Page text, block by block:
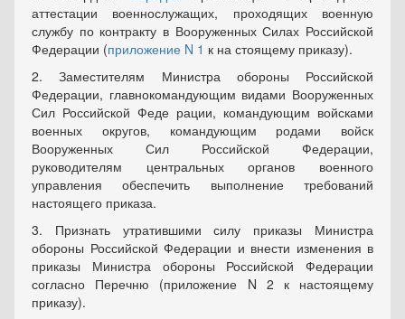
аттестации военнослужащих, проходящих военную
службу по контракту в Вооруженных Силах Российской
Федерации (приложение N 1 к на стоящему приказу).
2. Заместителям Министра обороны Российской
Федерации, главнокомандующим видами Вооруженных
Сил Российской Феде рации, командующим войсками
военных округов, командующим родами войск
Вооруженных Сил Российской Федерации,
руководителям центральных органов военного
управления обеспечить выполнение требований
настоящего приказа.
3. Признать утратившими силу приказы Министра
обороны Российской Федерации и внести изменения в
приказы Министра обороны Российской Федерации
согласно Перечню (приложение N 2 к настоящему
приказу).